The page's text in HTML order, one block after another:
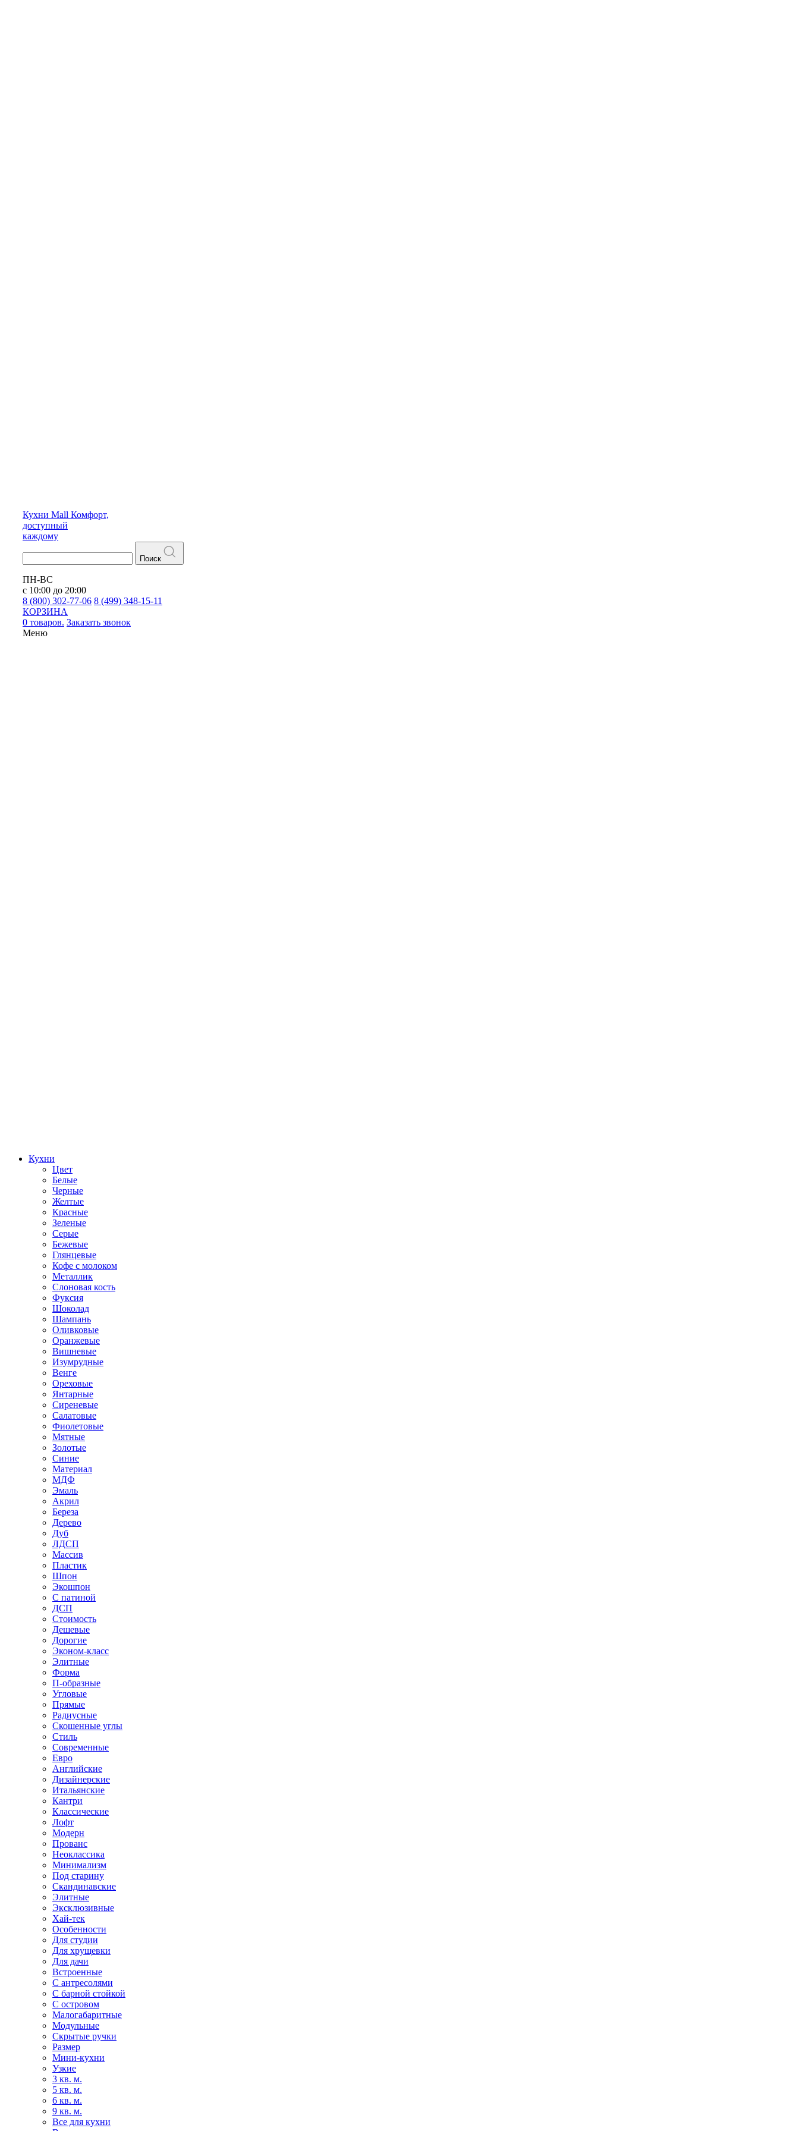
Кухни Mall Комфорт,
доступный
каждому
Поиск
ПН-ВС
с 10:00 до 20:00
8 (800) 302-77-06 8 (499) 348-15-11
КОРЗИНА
0 товаров. Заказать звонок
Меню
Кухни
Цвет
Белые
Черные
Желтые
Красные
Зеленые
Серые
Бежевые
Глянцевые
Кофе с молоком
Металлик
Слоновая кость
Фуксия
Шоколад
Шампань
Оливковые
Оранжевые
Вишневые
Изумрудные
Венге
Ореховые
Янтарные
Сиреневые
Салатовые
Фиолетовые
Мятные
Золотые
Синие
Материал
МДФ
Эмаль
Акрил
Береза
Дерево
Дуб
ЛДСП
Массив
Пластик
Шпон
Экошпон
С патиной
ДСП
Стоимость
Дешевые
Дорогие
Эконом-класс
Элитные
Форма
П-образные
Угловые
Прямые
Радиусные
Скошенные углы
Стиль
Современные
Евро
Английские
Дизайнерские
Итальянские
Кантри
Классические
Лофт
Модерн
Прованс
Неоклассика
Минимализм
Под старину
Скандинавские
Элитные
Эксклюзивные
Хай-тек
Особенности
Для студии
Для хрущевки
Для дачи
Встроенные
С антресолями
С барной стойкой
С островом
Малогабаритные
Модульные
Скрытые ручки
Размер
Мини-кухни
Узкие
3 кв. м.
5 кв. м.
6 кв. м.
9 кв. м.
Все для кухни